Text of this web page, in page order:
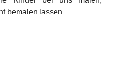
bemalen lassen.